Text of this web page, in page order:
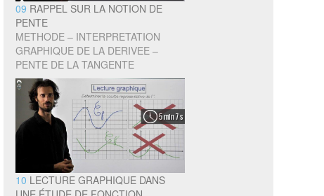
09 RAPPEL SUR LA NOTION DE
PENTE
METHODE – INTERPRETATION
GRAPHIQUE DE LA DERIVEE –
PENTE DE LA TANGENTE
5 min 7 s
10 LECTURE GRAPHIQUE DANS